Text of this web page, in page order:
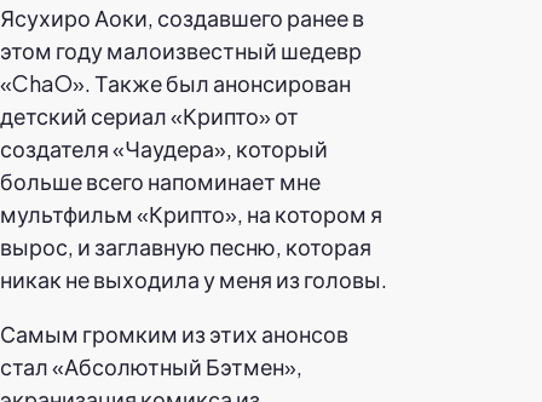
Ясухиро Аоки, создавшего ранее в
этом году малоизвестный шедевр
«ChaO». Также был анонсирован
детский сериал «Крипто» от
создателя «Чаудера», который
больше всего напоминает мне
мультфильм «Крипто», на котором я
вырос, и заглавную песню, которая
никак не выходила у меня из головы.
Самым громким из этих анонсов
стал «Абсолютный Бэтмен»,